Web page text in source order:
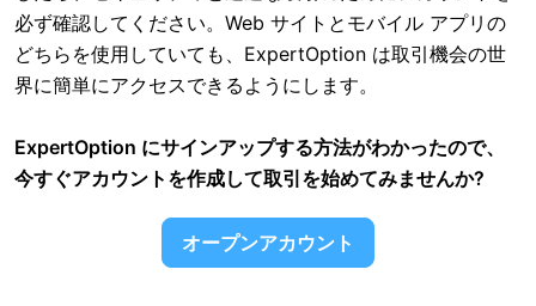
必ず確認してください。Web サイトとモバイル アプリの
どちらを使用していても、ExpertOption は取引機会の世
界に簡単にアクセスできるようにします。
ExpertOption にサインアップする方法がわかったので、
今すぐアカウントを作成して取引を始めてみませんか?
オープンアカウント